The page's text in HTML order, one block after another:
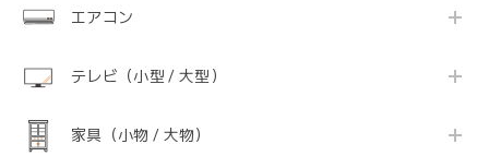
エアコン
テレビ（小型 / 大型）
家具（小物 / 大物）